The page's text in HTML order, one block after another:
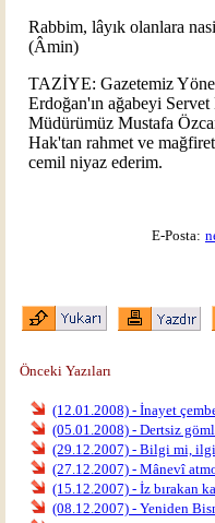
Rabbim, lâyık olanlara
(Âmin)
TAZİYE: Gazetemiz
Erdoğan'ın ağabeyi
Müdürümüz Mustafa
Hak'tan rahmet ve
cemil niyaz ederim.
E-Posta:
Önceki Yazıları
(12.01.2008) - İnayet
(05.01.2008) - Dertsiz
(29.12.2007) - Bilgi mi,
(27.12.2007) - Mânevî
(15.12.2007) - İz bırakan
(08.12.2007) - Yeniden